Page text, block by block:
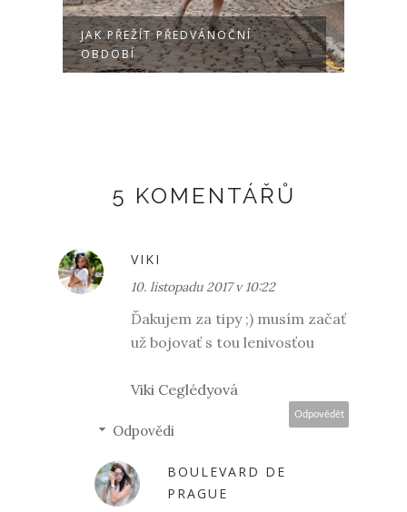
JAK PŘEŽÍT PŘEDVÁNOČNÍ
OBDOBÍ
5 KOMENTÁŘŮ
VIKI
10. listopadu 2017 v 10:22
Ďakujem za tipy ;) musím začať
už bojovať s tou lenivosťou
Viki Ceglédyová
Odpovědět
Odpovědi
BOULEVARD DE
PRAGUE